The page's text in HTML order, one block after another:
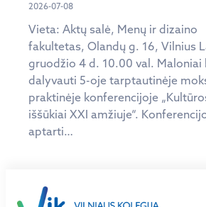
2026-07-08
Vieta: Aktų salė, Menų ir dizaino
fakultetas, Olandų g. 16, Vilnius
gruodžio 4 d. 10.00 val. Maloniai
dalyvauti 5-oje tarptautinėje
praktinėje konferencijoje
iššūkiai XXI amžiuje“.
aptarti…